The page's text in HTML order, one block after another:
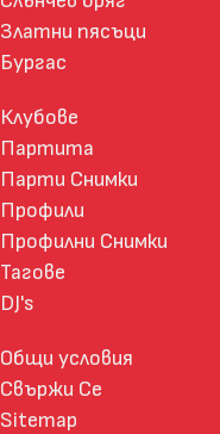
Златни пясъци
Бургас
Клубове
Партита
Парти Снимки
Профили
Профилни Снимки
Тагове
DJ's
Общи условия
Свържи Се
Sitemap